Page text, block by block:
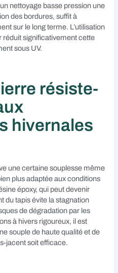
nettoyage basse pression une
des bordures, suffit à
sur le long terme. L’utilisation
réduit significativement cette
sous UV.
résiste-
hivernales
une certaine souplesse même
plus adaptée aux conditions
époxy, qui peut devenir
du tapis évite la stagnation
de dégradation par les
à hivers rigoureux, il est
souple de haute qualité et de
jacent soit efficace.